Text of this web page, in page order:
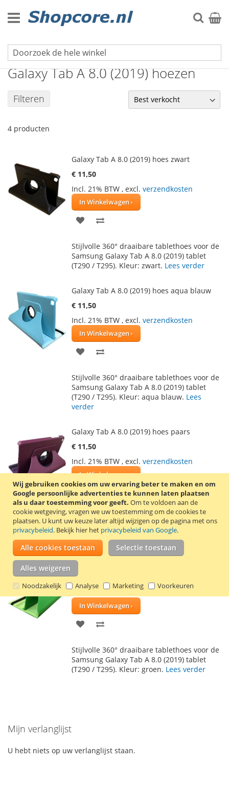
Wij gebruiken cookies om uw ervaring beter te maken en om
Google persoonlijke advertenties te kunnen laten plaatsen
als u daar toestemming voor geeft. Om te voldoen aan de
cookie wetgeving, vragen we uw toestemming om de cookies te
plaatsen. U kunt uw keuze later altijd wijzigen op de pagina met ons
privacybeleid. Bekijk hier het privacybeleid van Google.
Alle cookies toestaan Selectie toestaan
Alles weigeren
Noodzakelijk Analyse Marketing Voorkeuren
naar
de
Zoek
Galaxy Tab serie
Galaxy Tab A 8.0 (2019) hoezen
Filteren
4 producten
Galaxy Tab A 8.0 (2019) hoes zwart
€ 11,50
Incl. 21% BTW , excl. verzendkosten
In Winkelwagen
VOEG
AAN
VERLANGLIJST
TE
VERGELIJKEN
Stijlvolle 360° draaibare tablethoes voor de
Samsung Galaxy Tab A 8.0 (2019) tablet
(T290 / T295). Kleur: zwart. Lees verder
Galaxy Tab A 8.0 (2019) hoes aqua blauw
€ 11,50
Incl. 21% BTW , excl. verzendkosten
In Winkelwagen
VOEG
AAN
VERLANGLIJST
TE
VERGELIJKEN
Stijlvolle 360° draaibare tablethoes voor de
Samsung Galaxy Tab A 8.0 (2019) tablet
(T290 / T295). Kleur: aqua blauw. Lees
verder
Galaxy Tab A 8.0 (2019) hoes paars
€ 11,50
Incl. 21% BTW , excl. verzendkosten
In Winkelwagen
VOEG
TOE
AAN
VERLANGLIJST
TOEVOEGEN
OM
TE
VERGELIJKEN
Stijlvolle 360° draaibare tablethoes voor de
Samsung Galaxy Tab A 8.0 (2019) tablet
(T290 / T295). Kleur: paars.Lees verder
Galaxy Tab A 8.0 (2019) hoes groen
€ 11,50
Incl. 21% BTW
excl.verzendkosten
In Winkelwagen
VOEG
AAN
VERLANGLIJST
TE
VERGELIJKEN
Stijlvolle 360° draaibare tablethoes voor de
Samsung Galaxy Tab A 8.0 (2019) tablet
(T290 / T295). Kleur: groen. Lees verder
Mijn verlanglijst
U hebt niets op uw verlanglijst staan.